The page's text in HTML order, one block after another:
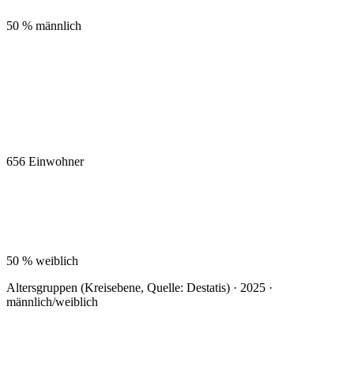
50 % männlich
656 Einwohner
50 % weiblich
Altersgruppen (Kreisebene, Quelle: Destatis) · 2025 ·
männlich/weiblich